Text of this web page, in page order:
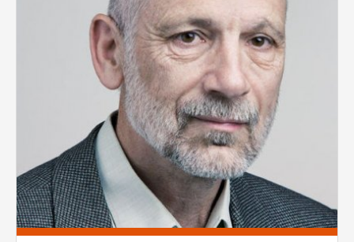
Cookies, které aplikace nedokáže zařadit.
Naším cílem je, aby tato kategorie
zůstala prázdná a všechny cookies byly
přiřazeny do některé z kategorií
uvedených výše.